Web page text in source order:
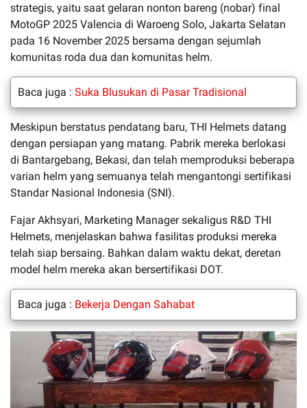
strategis, yaitu saat gelaran nonton bareng (nobar) final
MotoGP 2025 Valencia di Waroeng Solo, Jakarta Selatan
pada 16 November 2025 bersama dengan sejumlah
komunitas roda dua dan komunitas helm.
Baca juga : Suka Blusukan di Pasar Tradisional
Meskipun berstatus pendatang baru, THI Helmets datang
dengan persiapan yang matang. Pabrik mereka berlokasi
di Bantargebang, Bekasi, dan telah memproduksi beberapa
varian helm yang semuanya telah mengantongi sertifikasi
Standar Nasional Indonesia (SNI).
Fajar Akhsyari, Marketing Manager sekaligus R&D THI
Helmets, menjelaskan bahwa fasilitas produksi mereka
telah siap bersaing. Bahkan dalam waktu dekat, deretan
model helm mereka akan bersertifikasi DOT.
Baca juga : Bekerja Dengan Sahabat